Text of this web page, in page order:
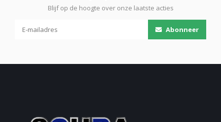
Blijf op de hoogte over onze laatste acties
Abonneer